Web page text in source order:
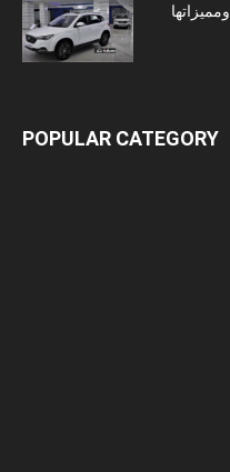
مواصفات سيارة FAW BESTURN X40 ومميزاتها
POPULAR CATEGORY